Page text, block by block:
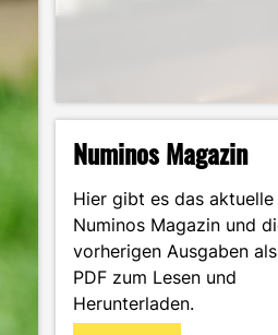
Numinos Magazin
Hier gibt es das aktuelle
Numinos Magazin und
vorherigen Ausgaben als
PDF zum Lesen und
Herunterladen.